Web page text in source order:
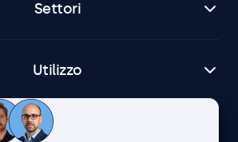
Settori
Utilizzo
Servizio Clienti